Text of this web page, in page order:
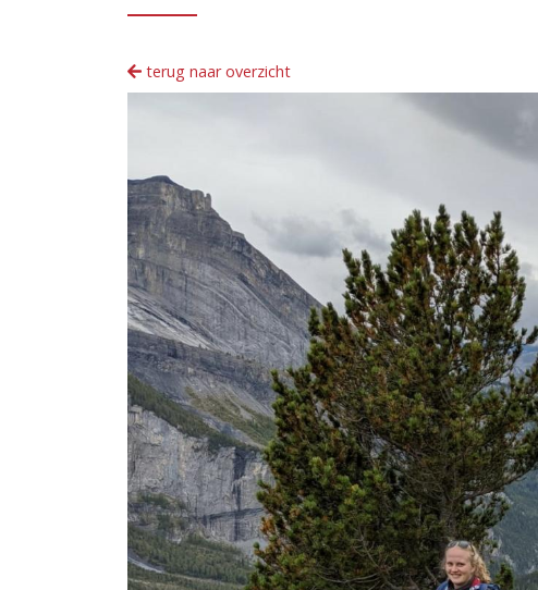
terug naar overzicht